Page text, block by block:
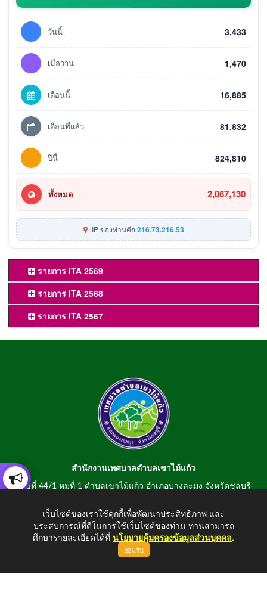
วันนี้ 3,433
เมื่อวาน 1,470
เดือนนี้ 16,885
เดือนที่แล้ว 81,832
ปีนี้ 824,810
ทั้งหมด 2,067,130
IP ของท่านคือ216.73.216.53
รายการ ITA 2569
รายการ ITA 2568
รายการ ITA 2567
สำนักงานเทศบาลตำบลเขาไม้แก้ว
เลขที่ 44/1 หมู่ที่ 1 ตำบลเขาไม้แก้ว อำเภอบางละมุง จังหวัดชลบุรี
สอบถามข้อมูลโทรศัพท์/โทรสาร 0-3807-2634-5
E-mail : saraban@khaomaikaew.go.th
เว็บไซต์ของเราใช้คุกกี้เพื่อพัฒนาประสิทธิภาพ และ
ประสบการณ์ที่ดีในการใช้เว็บไซต์ของท่าน ท่านสามารถ
ศึกษารายละเอียดได้ที่ นโยบายคุ้มครองข้อมูลส่วนบุคคล.
ยอมรับ